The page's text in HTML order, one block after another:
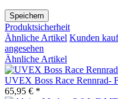
Speichern
Produktsicherheit
Ähnliche Artikel Kunden
angesehen
Ähnliche Artikel
UVEX Boss Race Rennrad-
65,95 € *